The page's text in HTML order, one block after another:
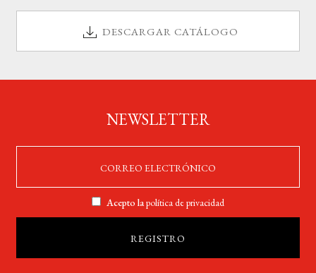
DESCARGAR CATÁLOGO
NEWSLETTER
Acepto lapolítica de privacidad